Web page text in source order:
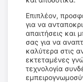
Επιπλέον,
για να
απαιτήσεις και
σας για να
καλύτερα στις
εκτεταμένες
τεχνολογία